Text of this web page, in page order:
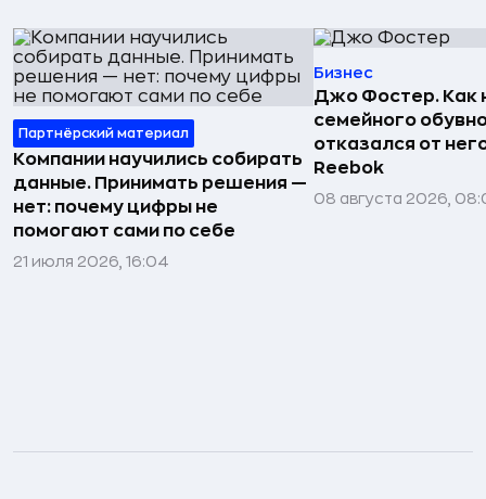
Партнёрский материал
Компании научились собирать
данные. Принимать решения —
нет: почему цифры не
помогают сами по себе
21 июля 2026, 16:04
Бизнес
Джо Фостер. Как
семейного
отказался от
Reebok
08 августа 2026,